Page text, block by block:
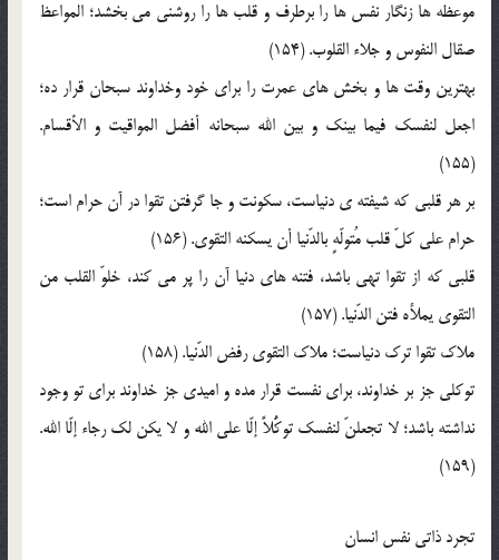
موعظه ها زنگار نفس ها را برطرف و قلب ها را روشني مي بخشد؛ المواعظ
صقال النفوس و جلاء القلوب. (154)
بهترين وقت ها و بخش هاي عمرت را براي خود وخداوند سبحان قرار ده؛
اجعل لنفسک فيما بينک و بين الله سبحانه أفضل المواقيت و الأقسام.
(155)
بر هر قلبي که شيفته ي دنياست، سکونت و جا گرفتن تقوا در آن حرام است؛
حرام علي کلّ قلب مُتولّهٍ بالدّنيا أن يسکنه التقوي. (156)
قلبي که از تقوا تهي باشد، فتنه هاي دنيا آن را پر مي کند، خلوّ القلب من
التقوي يملأه فتن الدّنيا. (157)
ملاک تقوا ترک دنياست؛ ملاک التقوي رفض الدّنيا. (158)
توکلي جز بر خداوند، براي نفست قرار مده و اميدي جز خداوند براي تو وجود
نداشته باشد؛ لا تجعلنّ لنفسک توکُّلاً إلّا علي الله و لا يکن لک رجاء إلّا الله.
(159)
تجرد ذاتي نفس انسان